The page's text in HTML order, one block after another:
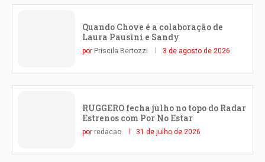
Quando Chove é a colaboração de
Laura Pausini e Sandy
por Priscila Bertozzi 3 de agosto de 2026
RUGGERO fecha julho no topo do Radar
Estrenos com Por No Estar
por redacao 31 de julho de 2026